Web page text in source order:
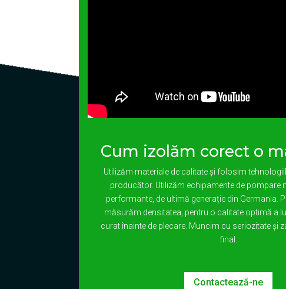
Cum izolăm corect o
​Utilizăm materiale de calitate și folosim
producător. Utilizăm echipamente de pompare
performante, de ultimă generație din Germania.
măsurăm densitatea, pentru o calitate optimă a
curat înainte de plecare. Muncim cu seriozitate și
final.
Contactează-ne